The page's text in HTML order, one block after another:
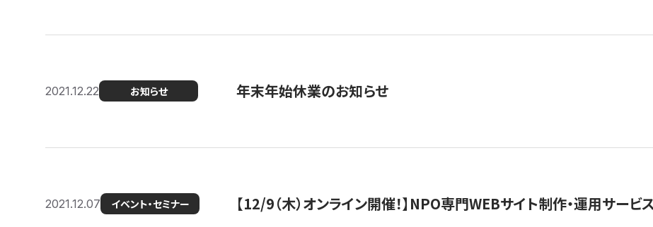
2021.12.22 お知らせ 年末年始休業のお知らせ
2021.12.07 イベント・セミナー 【12/9（木）オンライン開催！】NPO専門WEBサイト制作・運用サー